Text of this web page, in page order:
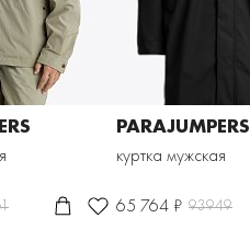
PARAJUMPERS
куртка мужская
65 764 ₽ 93949